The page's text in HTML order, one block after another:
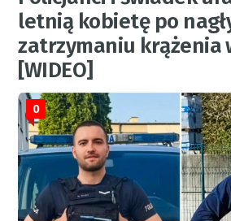
letnią kobietę po
zatrzymaniu krążenia
[WIDEO]
0